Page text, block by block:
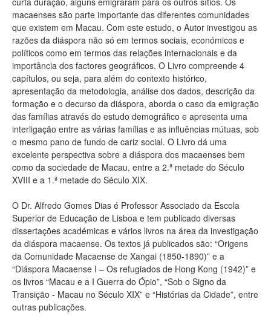
macaenses são parte importante das diferentes comunidades
que existem em Macau. Com este estudo, o Autor investigou as
razões da diáspora não só em termos sociais, económicos e
políticos como em termos das relações internacionais e da
importância dos factores geográficos. O Livro compreende 4
capítulos, ou seja, para além do contexto histórico,
apresentação da metodologia, análise dos dados, descrição da
formação e o decurso da diáspora, aborda o caso da emigração
das famílias através do estudo demográfico e apresenta uma
interligação entre as várias famílias e as influências mútuas, sob
o mesmo pano de fundo de cariz social. O Livro dá uma
excelente perspectiva sobre a diáspora dos macaenses bem
como da sociedade de Macau, entre a 2.ª metade do Século
XVIII e a 1.ª metade do Século XIX.
O Dr. Alfredo Gomes Dias é Professor Associado da Escola
Superior de Educação de Lisboa e tem publicado diversas
dissertações académicas e vários livros na área da investigação
da diáspora macaense. Os textos já publicados são: “Origens
da Comunidade Macaense de Xangai (1850-1890)” e a
“Diáspora Macaense I – Os refugiados de Hong Kong (1942)” e
os livros “Macau e a I Guerra do Ópio”, “Sob o Signo da
Transição - Macau no Século XIX” e “Histórias da Cidade”, entre
outras publicações.